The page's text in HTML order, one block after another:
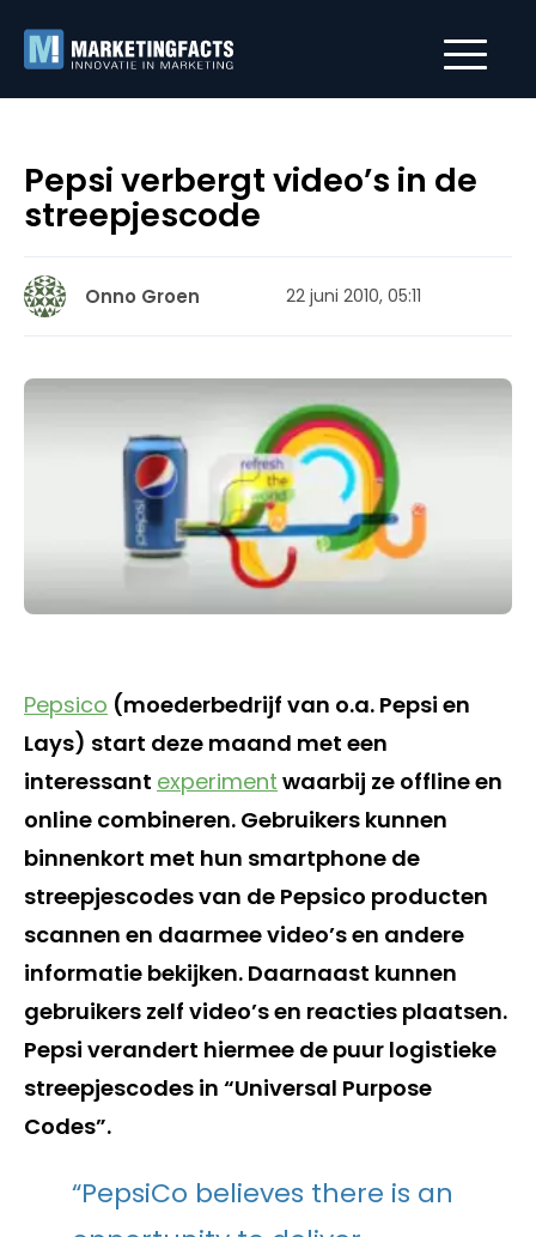
Pepsi verbergt video’s in de
streepjescode
Onno Groen 22 juni 2010, 05:11
Pepsico (moederbedrijf van o.a. Pepsi en
Lays) start deze maand met een
interessant experiment waarbij ze offline en
online combineren. Gebruikers kunnen
binnenkort met hun smartphone de
streepjescodes van de Pepsico producten
scannen en daarmee video’s en andere
informatie bekijken. Daarnaast kunnen
gebruikers zelf video’s en reacties plaatsen.
Pepsi verandert hiermee de puur logistieke
streepjescodes in “Universal Purpose
Codes”.
“PepsiCo believes there is an